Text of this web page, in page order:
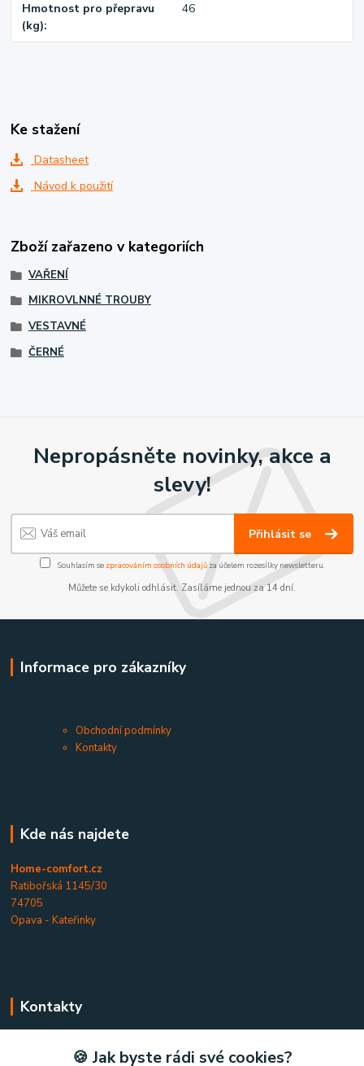
Hmotnost pro přepravu
(kg)
46
Ke stažení
Datasheet
Návod k použití
Zboží zařazeno v kategoriích
VAŘENÍ
MIKROVLNNÉ TROUBY
VESTAVNÉ
ČERNÉ
Nepropásněte novinky, akce a
slevy!
Přihlásit se
Souhlasím se zpracováním osobních údajůza účelem rozesílky newsletteru.
Můžete se kdykoli odhlásit. Zasíláme jednou za 14 dní.
Informace pro zákazníky
Obchodní podmínky
Kontakty
Kde nás najdete
Home-comfort.cz
Ratibořská 1145/30
74705
Opava - Kateřinky
Kontakty
🍪 Jak byste rádi své cookies?